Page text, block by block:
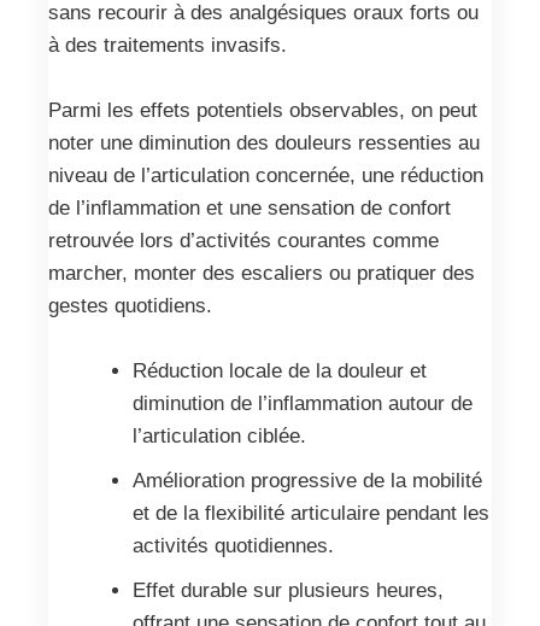
sans recourir à des analgésiques oraux forts ou
à des traitements invasifs.
Parmi les effets potentiels observables, on peut
noter une diminution des douleurs ressenties au
niveau de l’articulation concernée, une réduction
de l’inflammation et une sensation de confort
retrouvée lors d’activités courantes comme
marcher, monter des escaliers ou pratiquer des
gestes quotidiens.
Réduction locale de la douleur et
diminution de l’inflammation autour de
l’articulation ciblée.
Amélioration progressive de la mobilité
et de la flexibilité articulaire pendant les
activités quotidiennes.
Effet durable sur plusieurs heures,